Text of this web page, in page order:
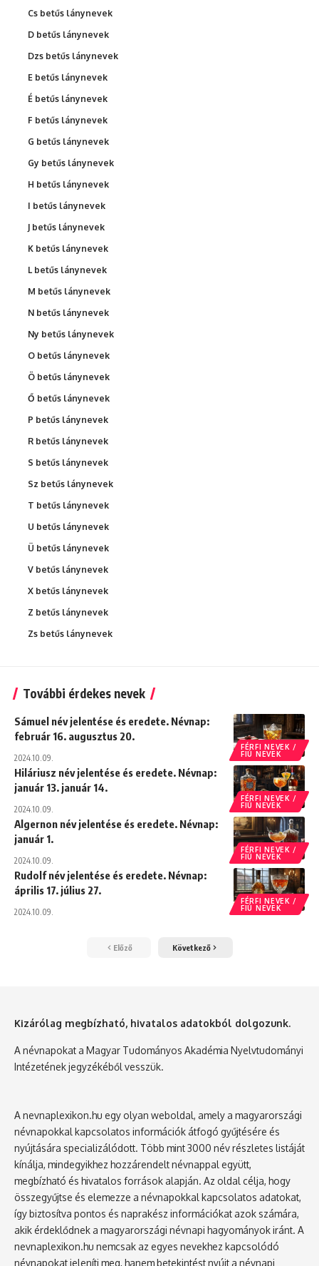
Cs betűs lánynevek
D betűs lánynevek
Dzs betűs lánynevek
E betűs lánynevek
É betűs lánynevek
F betűs lánynevek
G betűs lánynevek
Gy betűs lánynevek
H betűs lánynevek
I betűs lánynevek
J betűs lánynevek
K betűs lánynevek
L betűs lánynevek
M betűs lánynevek
N betűs lánynevek
Ny betűs lánynevek
O betűs lánynevek
Ö betűs lánynevek
Ő betűs lánynevek
P betűs lánynevek
R betűs lánynevek
S betűs lánynevek
Sz betűs lánynevek
T betűs lánynevek
U betűs lánynevek
Ü betűs lánynevek
V betűs lánynevek
X betűs lánynevek
Z betűs lánynevek
Zs betűs lánynevek
További érdekes nevek
FÉRFI NEVEK /
FIÚ NEVEK
Sámuel név jelentése és eredete. Névnap:
február 16. augusztus 20.
2024.10.09.
FÉRFI NEVEK /
FIÚ NEVEK
Hiláriusz név jelentése és eredete. Névnap:
január 13. január 14.
2024.10.09.
FÉRFI NEVEK /
FIÚ NEVEK
Algernon név jelentése és eredete. Névnap:
január 1.
2024.10.09.
FÉRFI NEVEK /
FIÚ NEVEK
Rudolf név jelentése és eredete. Névnap:
április 17. július 27.
2024.10.09.
Előző Következő
Kizárólag megbízható, hivatalos adatokból dolgozunk.
A névnapokat a Magyar Tudományos Akadémia Nyelvtudományi
Intézetének jegyzékéből vesszük.
A nevnaplexikon.hu egy olyan weboldal, amely a magyarországi
névnapokkal kapcsolatos információk átfogó gyűjtésére és
nyújtására specializálódott. Több mint 3000 név részletes listáját
kínálja, mindegyikhez hozzárendelt névnappal együtt,
megbízható és hivatalos források alapján. Az oldal célja, hogy
összegyűjtse és elemezze a névnapokkal kapcsolatos adatokat,
így biztosítva pontos és naprakész információkat azok számára,
akik érdeklődnek a magyarországi névnapi hagyományok iránt. A
nevnaplexikon.hu nemcsak az egyes nevekhez kapcsolódó
névnapokat jeleníti meg, hanem betekintést nyújt a névnapi